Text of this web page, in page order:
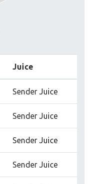
Juice
Sender Juice
Sender Juice
Sender Juice
Sender Juice